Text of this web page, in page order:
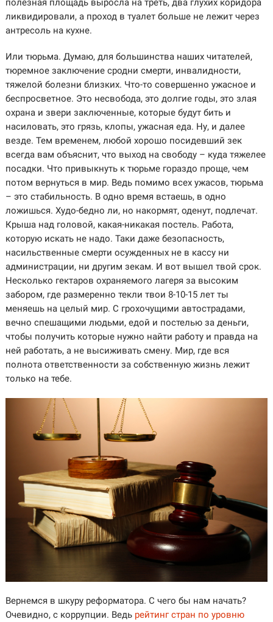
полезная площадь выросла на треть, два глухих коридора
ликвидировали, а проход в туалет больше не лежит через
антресоль на кухне.
Или тюрьма. Думаю, для большинства наших читателей,
тюремное заключение сродни смерти, инвалидности,
тяжелой болезни близких. Что-то совершенно ужасное и
беспросветное. Это несвобода, это долгие годы, это злая
охрана и звери заключенные, которые будут бить и
насиловать, это грязь, клопы, ужасная еда. Ну, и далее
везде. Тем временем, любой хорошо посидевший зек
всегда вам объяснит, что выход на свободу – куда тяжелее
посадки. Что привыкнуть к тюрьме гораздо проще, чем
потом вернуться в мир. Ведь помимо всех ужасов, тюрьма
– это стабильность. В одно время встаешь, в одно
ложишься. Худо-бедно ли, но накормят, оденут, подлечат.
Крыша над головой, какая-никакая постель. Работа,
которую искать не надо. Таки даже безопасность,
насильственные смерти осужденных не в кассу ни
администрации, ни другим зекам. И вот вышел твой срок.
Несколько гектаров охраняемого лагеря за высоким
забором, где размеренно текли твои 8-10-15 лет ты
меняешь на целый мир. С грохочущими автострадами,
вечно спешащими людьми, едой и постелью за деньги,
чтобы получить которые нужно найти работу и правда на
ней работать, а не высиживать смену. Мир, где вся
полнота ответственности за собственную жизнь лежит
только на тебе.
Вернемся в шкуру реформатора. С чего бы нам начать?
Очевидно, с коррупции. Ведь рейтинг стран по уровню